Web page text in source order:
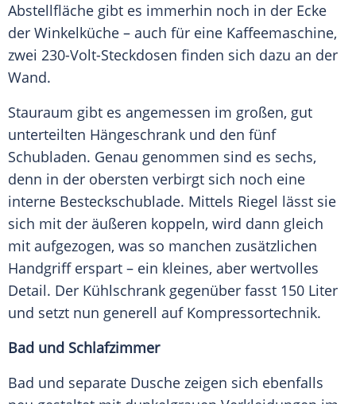
Abstellfläche gibt es immerhin noch in der Ecke
der Winkelküche – auch für eine Kaffeemaschine,
zwei 230-Volt-Steckdosen finden sich dazu an der
Wand.
Stauraum gibt es angemessen im großen, gut
unterteilten Hängeschrank und den fünf
Schubladen. Genau genommen sind es sechs,
denn in der obersten verbirgt sich noch eine
interne Besteckschublade. Mittels Riegel lässt sie
sich mit der äußeren koppeln, wird dann gleich
mit aufgezogen, was so manchen zusätzlichen
Handgriff erspart – ein kleines, aber wertvolles
Detail. Der Kühlschrank gegenüber fasst 150 Liter
und setzt nun generell auf Kompressortechnik.
Bad und Schlafzimmer
Bad und separate Dusche zeigen sich ebenfalls